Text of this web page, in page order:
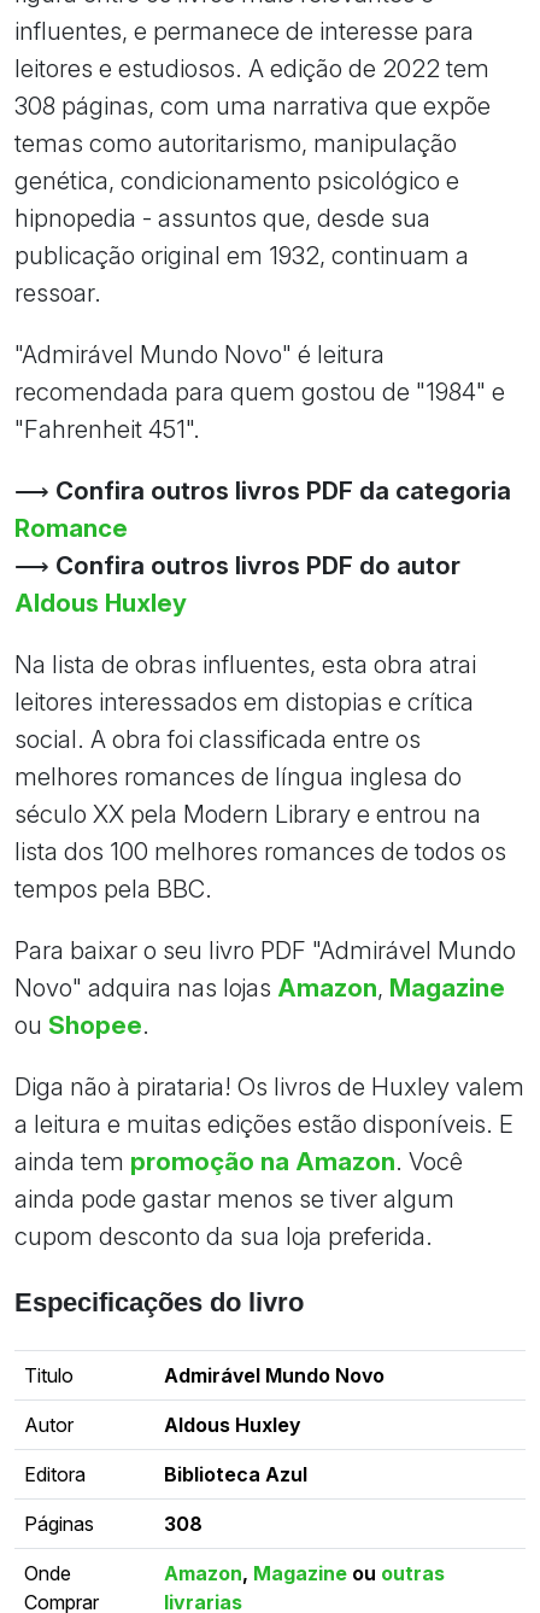
influentes, e permanece de interesse para
leitores e estudiosos. A edição de 2022 tem
308 páginas, com uma narrativa que expõe
temas como autoritarismo, manipulação
genética, condicionamento psicológico e
hipnopedia - assuntos que, desde sua
publicação original em 1932, continuam a
ressoar.
"Admirável Mundo Novo" é leitura
recomendada para quem gostou de "1984" e
"Fahrenheit 451".
⟶ Confira outros livros PDF da categoria
Romance
⟶ Confira outros livros PDF do autor
Aldous Huxley
Na lista de obras influentes, esta obra atrai
leitores interessados em distopias e crítica
social. A obra foi classificada entre os
melhores romances de língua inglesa do
século XX pela Modern Library e entrou na
lista dos 100 melhores romances de todos os
tempos pela BBC.
Para baixar o seu livro PDF "Admirável Mundo
Novo" adquira nas lojas Amazon, Magazine
ou Shopee.
Diga não à pirataria! Os livros de Huxley valem
a leitura e muitas edições estão disponíveis. E
ainda tem promoção na Amazon. Você
ainda pode gastar menos se tiver algum
cupom desconto da sua loja preferida.
Especificações do livro
Titulo Admirável Mundo Novo
Autor Aldous Huxley
Editora Biblioteca Azul
Páginas 308
Onde
Comprar
Amazon, Magazine ou outras
livrarias